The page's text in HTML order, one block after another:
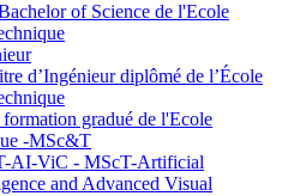
of Science de l'Ecole
d’Ingénieur diplômé de l’École
gradué de l'Ecole
-MSc&T
AI-ViC - MScT-Artificial
and Advanced Visual